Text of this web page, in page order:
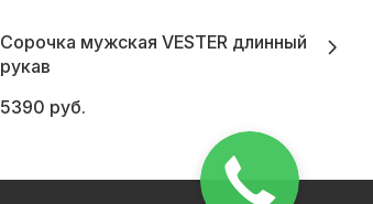
Сорочка мужская VESTER длинный
рукав
5390 руб.